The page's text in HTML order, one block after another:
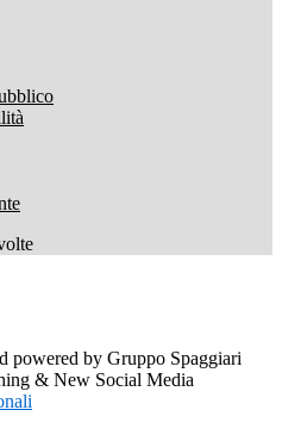
powered by Gruppo Spaggiari
& New Social Media